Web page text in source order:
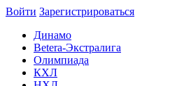
Войти Зарегиcтрироваться
Динамо
Betera-Экстралига
Олимпиада
КХЛ